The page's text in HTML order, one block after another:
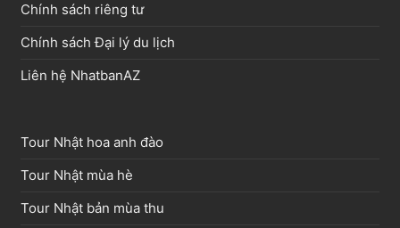
Chính sách riêng tư
Chính sách Đại lý du lịch
Liên hệ NhatbanAZ
Tour Nhật hoa anh đào
Tour Nhật mùa hè
Tour Nhật bản mùa thu